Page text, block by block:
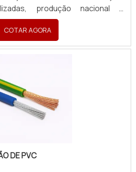
produção nacional e
para sua indústria.
COTAR AGORA
DE PVC